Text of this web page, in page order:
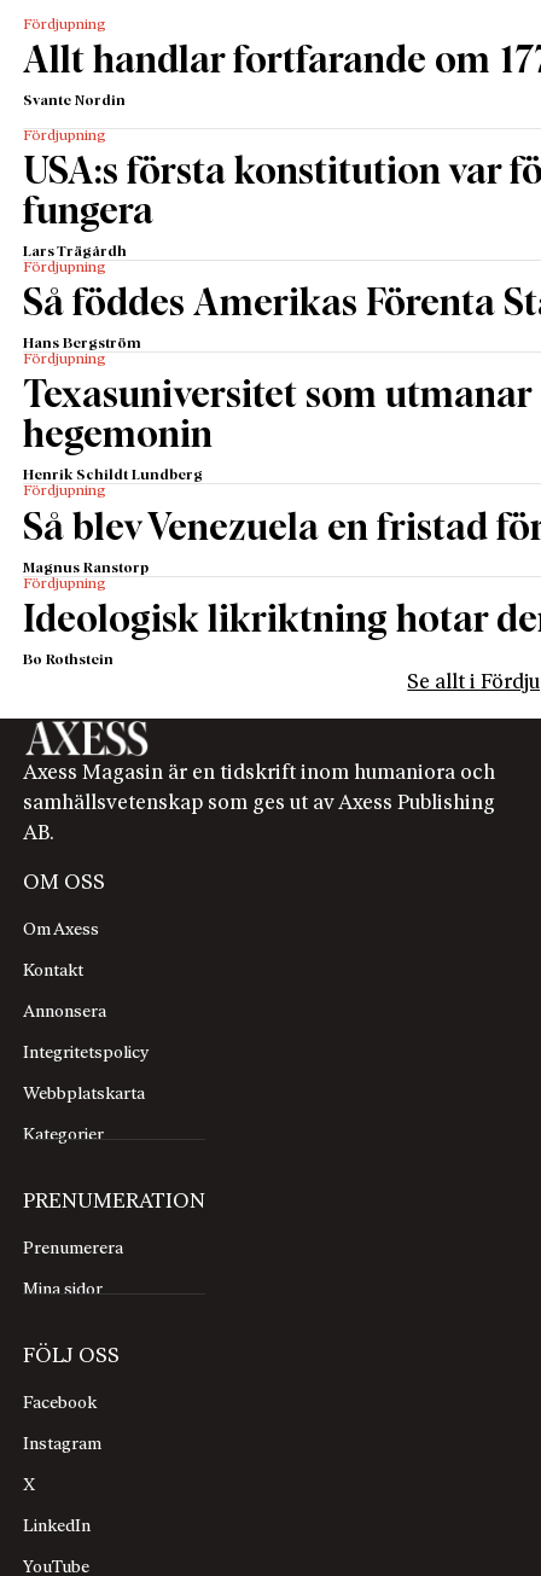
Fördjupning
Allt handlar fortfarande om
Svante Nordin
Fördjupning
USA:s första konstitution var
fungera
Lars Trägårdh
Fördjupning
Så föddes Amerikas Förenta
Hans Bergström
Fördjupning
Texasuniversitet som utmanar
hegemonin
Henrik Schildt Lundberg
Fördjupning
Så blev Venezuela en fristad
Magnus Ranstorp
Fördjupning
Ideologisk likriktning hotar
Bo Rothstein
Se allt i
Axess Magasin är en tidskrift inom humaniora och
samhällsvetenskap som ges ut av Axess Publishing
AB.
OM OSS
Om Axess
Kontakt
Annonsera
Integritetspolicy
Webbplatskarta
Kategorier
PRENUMERATION
Prenumerera
Mina sidor
FÖLJ OSS
Facebook
Instagram
X
LinkedIn
YouTube